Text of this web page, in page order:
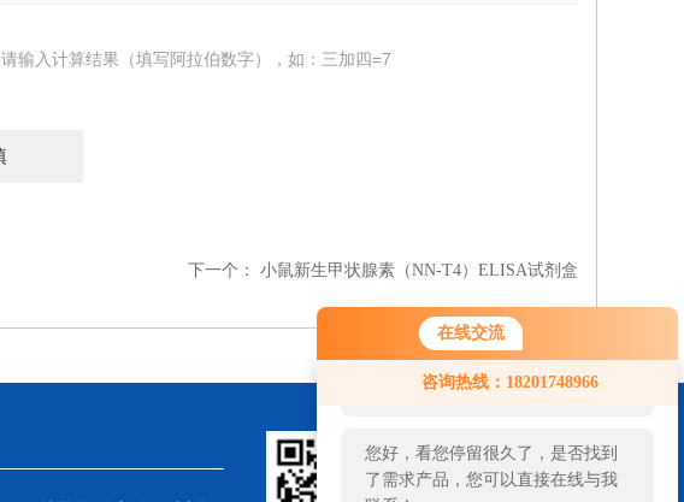
在线交流
咨询热线：18201748966
您好！欢迎前来咨询，很高兴为您
服务，请问您要咨询什么问题呢？
您好，看您停留很久了，是否找到
了需求产品，您可以直接在线与我
请输入计算结果（填写阿拉伯数字），如：三加四=7
下一个： 小鼠新生甲状腺素（NN-T4）ELISA试剂盒